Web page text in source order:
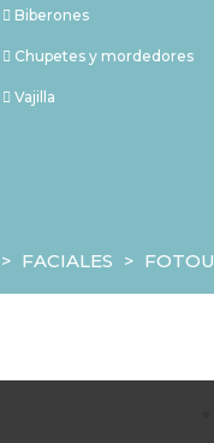
Biberones
Chupetes y mordedores
Vajilla
> FACIALES >